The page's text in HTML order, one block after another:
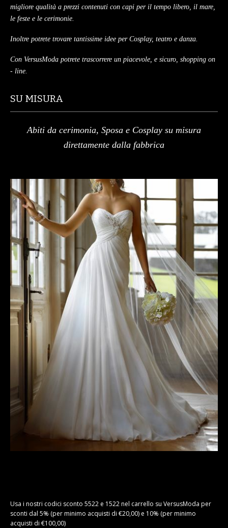
migliore qualità a prezzi contenuti con capi per il tempo libero, il mare,
le feste e le cerimonie.
Inoltre potrete trovare tantissime idee per Cosplay, teatro e danza.
Con VersusModa potrete trascorrere un piacevole, e sicuro, shopping on
- line.
SU MISURA
Abiti da cerimonia, Sposa e Cosplay su misura
direttamente dalla fabbrica
Usa i nostri codici sconto 5522 e 1522 nel carrello su VersusModa per
sconti dal 5% (per minimo acquisti di €20,00) e 10% (per minimo
acquisti di €100,00)